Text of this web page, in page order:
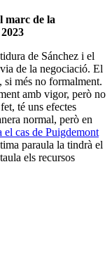
marc de la
de Sánchez i el
de la negociació. El
si més no formalment.
amb vigor, però no
té uns efectes
normal, però en
el cas de Puigdemont
paraula la tindrà el
els recursos